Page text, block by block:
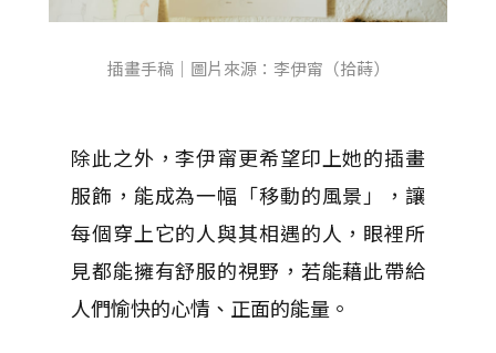
插畫手稿｜圖片來源：李伊甯（拾蒔）
除此之外，李伊甯更希望印上她的插畫
服飾，能成為一幅「移動的風景」，讓
每個穿上它的人與其相遇的人，眼裡所
見都能擁有舒服的視野，若能藉此帶給
人們愉快的心情、正面的能量。